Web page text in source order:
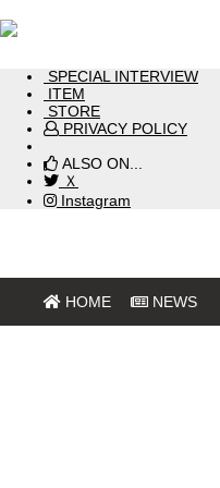
SPECIAL INTERVIEW
ITEM
STORE
PRIVACY POLICY
ALSO ON...
Ｘ
Instagram
HOME NEWS